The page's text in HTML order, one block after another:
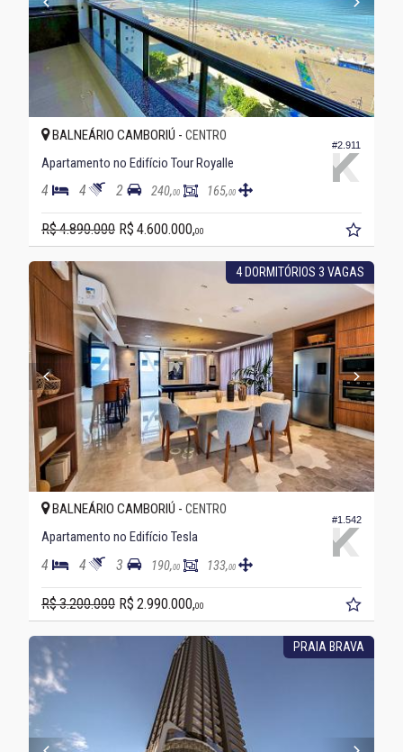
#2.911
BALNEÁRIO CAMBORIÚ - CENTRO
Apartamento no Edifício Tour Royalle
4 4 2 240,00 165,00
R$ 4.890.000 R$ 4.600.000,00
4 DORMITÓRIOS 3 VAGAS
#1.542
BALNEÁRIO CAMBORIÚ - CENTRO
Apartamento no Edifício Tesla
4 4 3 190,00 133,00
R$ 3.200.000 R$ 2.990.000,00
PRAIA BRAVA